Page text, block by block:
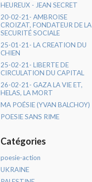
HEUREUX - JEAN SECRET
20-02-21- AMBROISE
CROIZAT, FONDATEUR DE LA
SECURITÉ SOCIALE
25-01-21- LA CREATION DU
CHIEN
25-02-21- LIBERTE DE
CIRCULATION DU CAPITAL
26-02-21- GAZA LA VIE ET,
HELAS, LA MORT
MA POÉSIE (YVAN BALCHOY)
POESIE SANS RIME
Catégories
poesie-action
UKRAINE